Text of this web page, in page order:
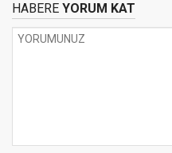
HABERE YORUM KAT